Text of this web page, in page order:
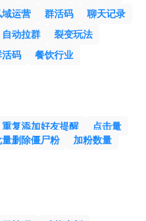
运营 群活码
聊天记录
自动拉群
裂变玩法
码 餐饮行业
重复添加好友提醒
点击量
删除僵尸粉
加粉数量